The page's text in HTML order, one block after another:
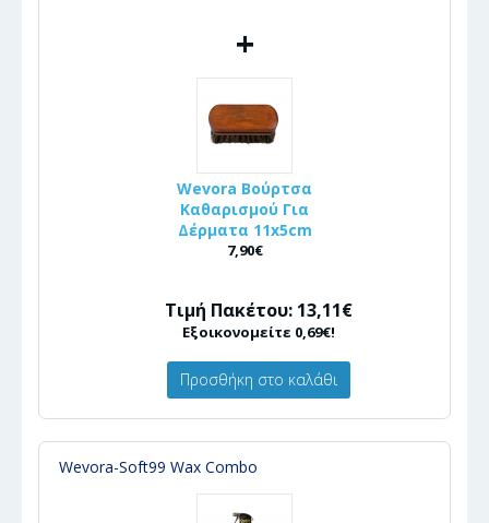
+
Wevora Βούρτσα
Καθαρισμού Για
Δέρματα 11x5cm
7,90€
Τιμή Πακέτου: 13,11€
Εξοικονομείτε 0,69€!
Προσθήκη στο καλάθι
Wevora-Soft99 Wax Combo